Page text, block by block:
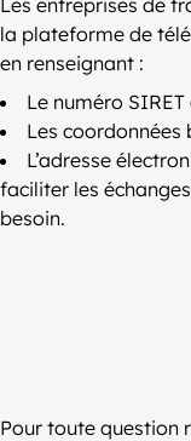
la plateforme de
en renseignant :
Le numéro SIRET
Les coordonnées
L’adresse
faciliter les
besoin.
Pour toute question